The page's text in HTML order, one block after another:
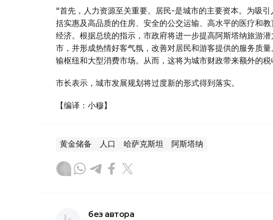
"首先，人力资源至关重要。居民-是城市的主要资本。为吸
括实惠及高品质的住房、安全的公交运输、高水平的医疗和
经济。根据总统的指示，市政府将进一步提高阿斯塔纳旅游
市，并形成热情好客气氛，改善对居民和游客提供的服务质
输枢纽和大型消费市场。从而，这将为城市财政带来额外的税
市长表示，城市发展规划将过度新的形式得到落实。
【编译：小穆】
黄金储备 人口 哈萨克斯坦 阿斯塔纳
без автора